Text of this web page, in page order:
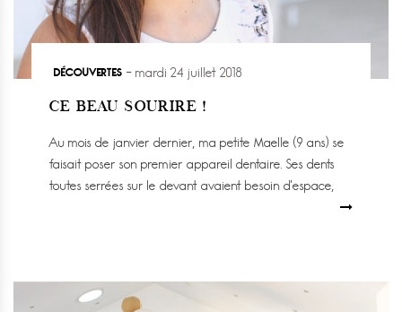
DÉCOUVERTES mardi 24 juillet 2018
CE BEAU SOURIRE !
Au mois de janvier dernier, ma petite Maelle (9 ans) se
faisait poser son premier appareil dentaire. Ses dents
toutes serrées sur le devant avaient besoin d’espace,